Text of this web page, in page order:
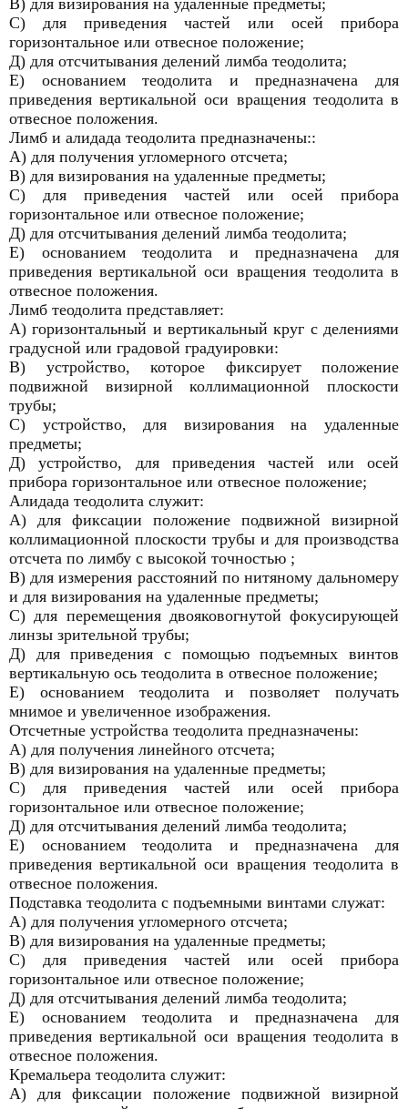
В) для визирования на удаленные предметы;
С) для приведения частей или осей прибора
горизонтальное или отвесное положение;
Д) для отсчитывания делений лимба теодолита;
Е) основанием теодолита и предназначена для
приведения вертикальной оси вращения теодолита в
отвесное положения.
Лимб и алидада теодолита предназначены::
А) для получения угломерного отсчета;
В) для визирования на удаленные предметы;
С) для приведения частей или осей прибора
горизонтальное или отвесное положение;
Д) для отсчитывания делений лимба теодолита;
Е) основанием теодолита и предназначена для
приведения вертикальной оси вращения теодолита в
отвесное положения.
Лимб теодолита представляет:
А) горизонтальный и вертикальный круг с делениями
градусной или градовой градуировки:
В) устройство, которое фиксирует положение
подвижной визирной коллимационной плоскости
трубы;
С) устройство, для визирования на удаленные
предметы;
Д) устройство, для приведения частей или осей
прибора горизонтальное или отвесное положение;
Алидада теодолита служит:
А) для фиксации положение подвижной визирной
коллимационной плоскости трубы и для производства
отсчета по лимбу с высокой точностью ;
В) для измерения расстояний по нитяному дальномеру
и для визирования на удаленные предметы;
С) для перемещения двояковогнутой фокусирующей
линзы зрительной трубы;
Д) для приведения с помощью подъемных винтов
вертикальную ось теодолита в отвесное положение;
Е) основанием теодолита и позволяет получать
мнимое и увеличенное изображения.
Отсчетные устройства теодолита предназначены:
А) для получения линейного отсчета;
В) для визирования на удаленные предметы;
С) для приведения частей или осей прибора
горизонтальное или отвесное положение;
Д) для отсчитывания делений лимба теодолита;
Е) основанием теодолита и предназначена для
приведения вертикальной оси вращения теодолита в
отвесное положения.
Подставка теодолита с подъемными винтами служат:
А) для получения угломерного отсчета;
В) для визирования на удаленные предметы;
С) для приведения частей или осей прибора
горизонтальное или отвесное положение;
Д) для отсчитывания делений лимба теодолита;
Е) основанием теодолита и предназначена для
приведения вертикальной оси вращения теодолита в
отвесное положения.
Кремальера теодолита служит:
А) для фиксации положение подвижной визирной